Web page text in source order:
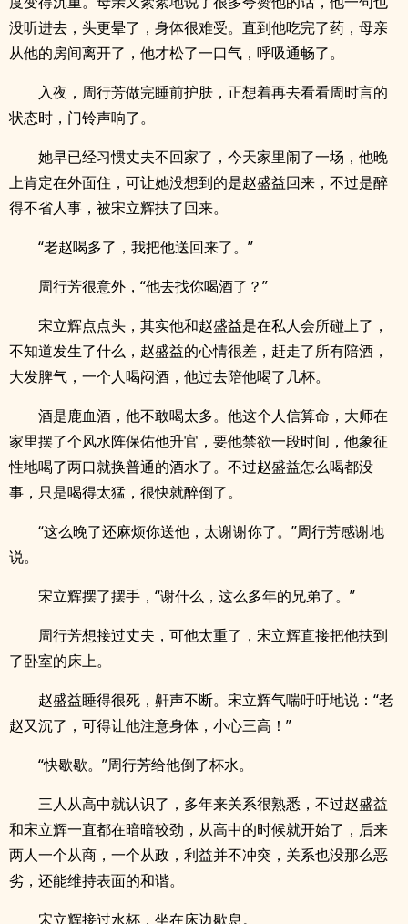
没听进去，头更晕了，身体很难受。直到他吃完了药，母亲
从他的房间离开了，他才松了一口气，呼吸通畅了。
入夜，周行芳做完睡前护肤，正想着再去看看周时言的
状态时，门铃声响了。
她早已经习惯丈夫不回家了，今天家里闹了一场，他晚
上肯定在外面住，可让她没想到的是赵盛益回来，不过是醉
得不省人事，被宋立辉扶了回来。
“老赵喝多了，我把他送回来了。”
周行芳很意外，“他去找你喝酒了？”
宋立辉点点头，其实他和赵盛益是在私人会所碰上了，
不知道发生了什么，赵盛益的心情很差，赶走了所有陪酒，
大发脾气，一个人喝闷酒，他过去陪他喝了几杯。
酒是鹿血酒，他不敢喝太多。他这个人信算命，大师在
家里摆了个风水阵保佑他升官，要他禁欲一段时间，他象征
性地喝了两口就换普通的酒水了。不过赵盛益怎么喝都没
事，只是喝得太猛，很快就醉倒了。
“这么晚了还麻烦你送他，太谢谢你了。”周行芳感谢地
说。
宋立辉摆了摆手，“谢什么，这么多年的兄弟了。”
周行芳想接过丈夫，可他太重了，宋立辉直接把他扶到
了卧室的床上。
赵盛益睡得很死，鼾声不断。宋立辉气喘吁吁地说：“老
赵又沉了，可得让他注意身体，小心三高！”
“快歇歇。”周行芳给他倒了杯水。
三人从高中就认识了，多年来关系很熟悉，不过赵盛益
和宋立辉一直都在暗暗较劲，从高中的时候就开始了，后来
两人一个从商，一个从政，利益并不冲突，关系也没那么恶
劣，还能维持表面的和谐。
宋立辉接过水杯，坐在床边歇息。